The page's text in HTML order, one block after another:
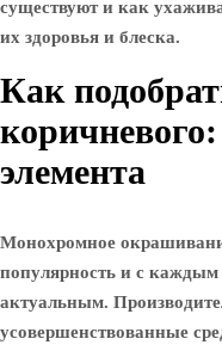
существуют и как
их здоровья и блеска.
Как
элемента
Монохромное
популярность и с каждым
актуальным.
усовершенствованные